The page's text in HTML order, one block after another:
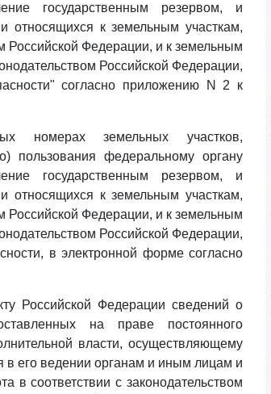
государственным резервом, и
к земельным участкам,
Российской Федерации, и к земельным
Российской Федерации,
согласно приложению N 2 к
номерах земельных участков,
пользования федеральному органу
государственным резервом, и
к земельным участкам,
Российской Федерации, и к земельным
Российской Федерации,
в электронной форме согласно
Российской Федерации сведений о
на праве постоянного
власти, осуществляющему
в его ведении органам и иным лицам и
в соответствии с законодательством